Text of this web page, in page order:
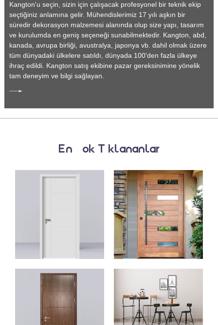
Kangton'u seçin, sizin için çalışacak profesyonel bir teknik ekip
seçtiğiniz anlamına gelir. Mühendislerimiz 17 yılı aşkın bir
süredir dekorasyon malzemesi alanında olup size yapı, tasarım
ve kurulumda en geniş seçeneği sunabilmektedir. Kangton, abd,
kanada, avrupa birliği, avustralya, japonya vb. dahil olmak üzere
tüm dünyadaki ülkelere satıldı, dünyada 100'den fazla ülkeye
ihraç edildi. Kangton satış ekibine pazar gereksinimine yönelik
tam deneyim ve bilgi sağlayan.
En Çok Tıklananlar